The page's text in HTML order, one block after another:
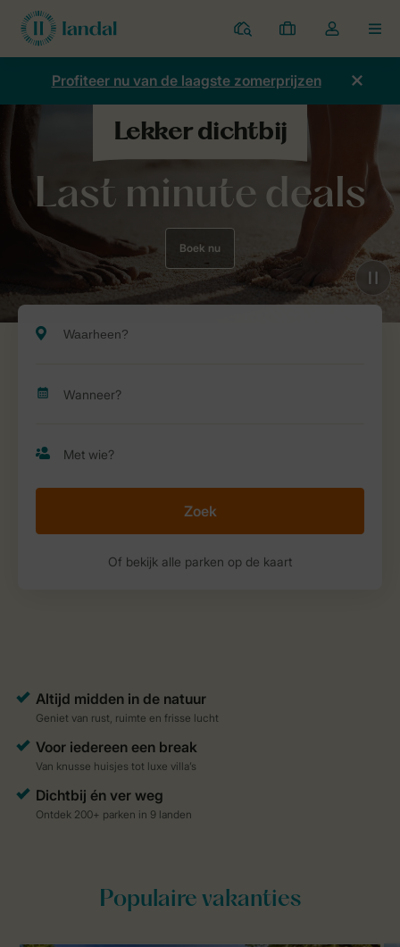
Parken
Mijn
boekingen
Open
de
dropdown
Profiteer nu van de laagste zomerprijzen
Last minute deals
Boek nu
Zoek
Of bekijk alle parken op de kaart